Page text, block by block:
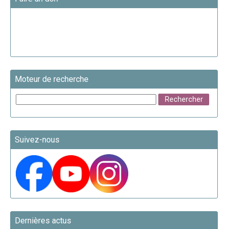
Moteur de recherche
Suivez-nous
Dernières actus